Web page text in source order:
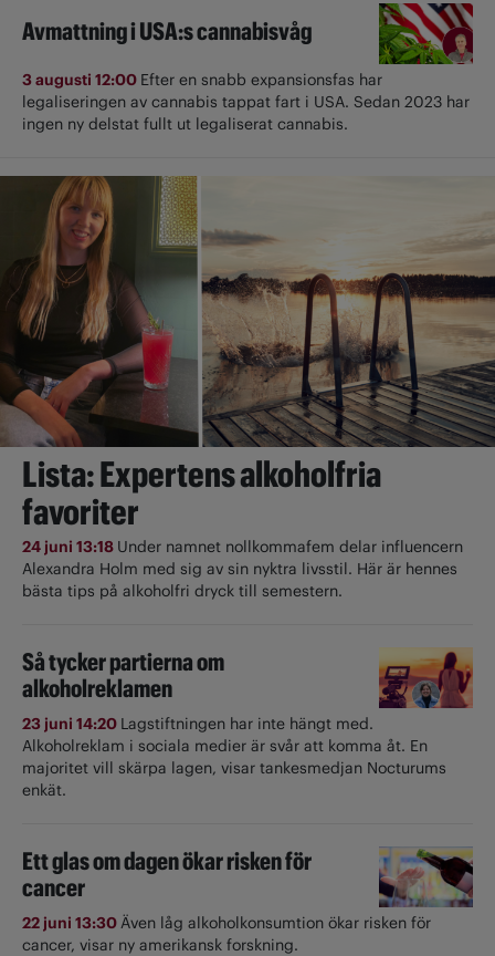
Avmattning i USA:s cannabisvåg
3 augusti 12:00 Efter en snabb expansionsfas har
legaliseringen av cannabis tappat fart i USA. Sedan 2023 har
ingen ny delstat fullt ut ­legaliserat cannabis.
Lista: Expertens alkoholfria
favoriter
24 juni 13:18 Under namnet nollkommafem delar influencern
Alexandra Holm med sig av sin nyktra livsstil. Här är hennes
bästa tips på alkoholfri dryck till semestern.
Så tycker partierna om
alkoholreklamen
23 juni 14:20 Lagstiftningen har inte hängt med.
Alkoholreklam i sociala medier är svår att komma åt. En
majoritet vill skärpa lagen, visar tankesmedjan Nocturums
enkät.
Ett glas om dagen ökar risken för
cancer
22 juni 13:30Även låg alkoholkonsumtion ökar risken för
cancer, visar ny amerikansk forskning.